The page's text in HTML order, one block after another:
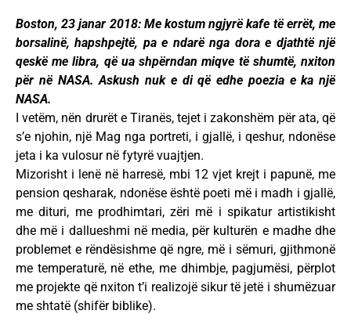
Boston, 23 janar 2018: Me kostum ngjyrë kafe të errët, me
borsalinë, hapshpejtë, pa e ndarë nga dora e djathtë një
qeskë me libra, që ua shpërndan miqve të shumtë, nxiton
për në NASA. Askush nuk e di që edhe poezia e ka një
NASA.
I vetëm, nën drurët e Tiranës, tejet i zakonshëm për ata, që
s’e njohin, një Mag nga portreti, i gjallë, i qeshur, ndonëse
jeta i ka vulosur në fytyrë vuajtjen.
Mizorisht i lenë në harresë, mbi 12 vjet krejt i papunë, me
pension qesharak, ndonëse është poeti më i madh i gjallë,
me dituri, me prodhimtari, zëri më i spikatur artistikisht
dhe më i dallueshmi në media, për kulturën e madhe dhe
problemet e rëndësishme që ngre, më i sëmuri, gjithmonë
me temperaturë, në ethe, me dhimbje, pagjumësi, përplot
me projekte që nxiton t’i realizojë sikur të jetë i shumëzuar
me shtatë (shifër biblike).